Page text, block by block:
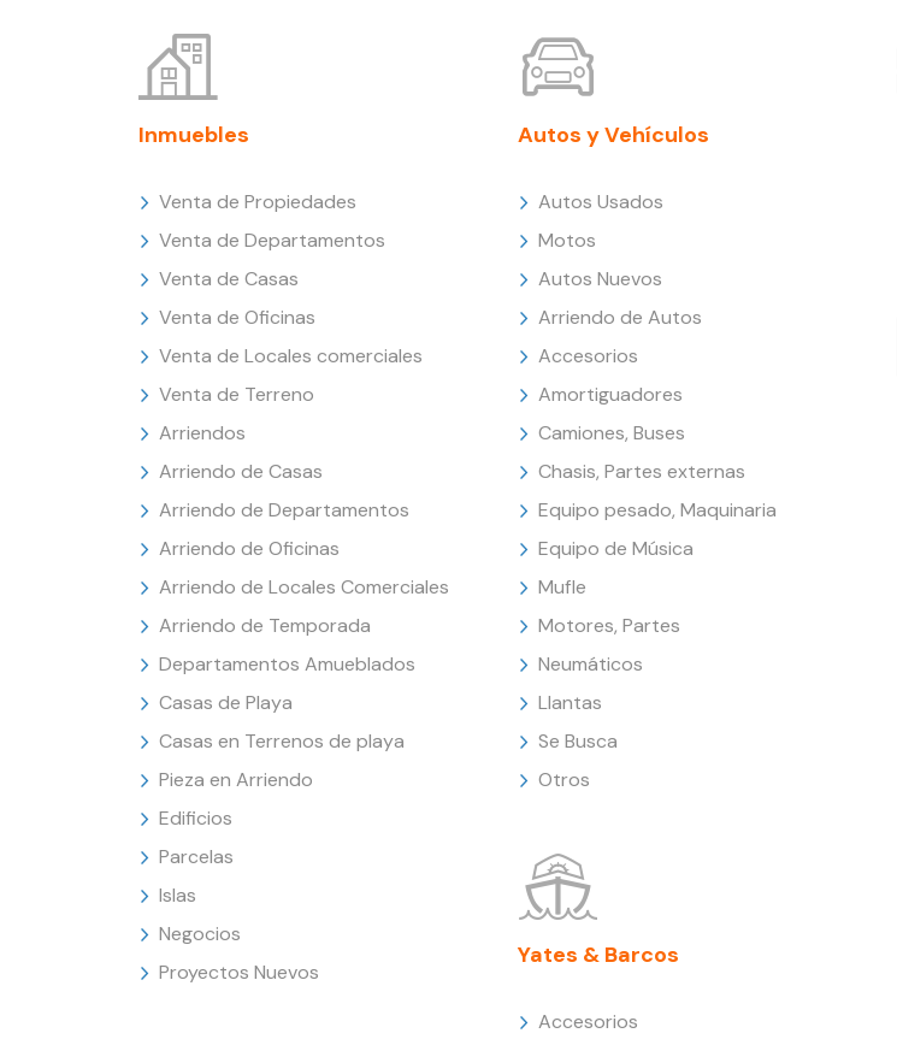
Inmuebles
Venta de Propiedades
Venta de Departamentos
Venta de Casas
Venta de Oficinas
Venta de Locales comerciales
Venta de Terreno
Arriendos
Arriendo de Casas
Arriendo de Departamentos
Arriendo de Oficinas
Arriendo de Locales Comerciales
Arriendo de Temporada
Departamentos Amueblados
Casas de Playa
Casas en Terrenos de playa
Pieza en Arriendo
Edificios
Parcelas
Islas
Negocios
Proyectos Nuevos
Autos y Vehículos
Autos Usados
Motos
Autos Nuevos
Arriendo de Autos
Accesorios
Amortiguadores
Camiones, Buses
Chasis, Partes externas
Equipo pesado, Maquinaria
Equipo de Música
Mufle
Motores, Partes
Neumáticos
Llantas
Se Busca
Otros
Yates & Barcos
Accesorios